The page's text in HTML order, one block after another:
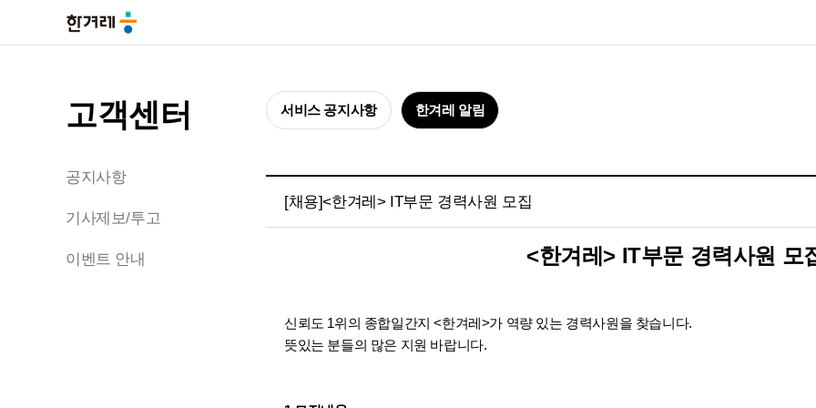
고객센터
공지사항
기사제보/투고
이벤트 안내
서비스 공지사항 한겨레 알림
[채용]<한겨레> IT부문 경력사원 모집
<한겨레> IT부문 경력사원 모
신뢰도 1위의 종합일간지 <한겨레>가 역량 있는 경력사원을 찾습니다.
뜻있는 분들의 많은 지원 바랍니다.